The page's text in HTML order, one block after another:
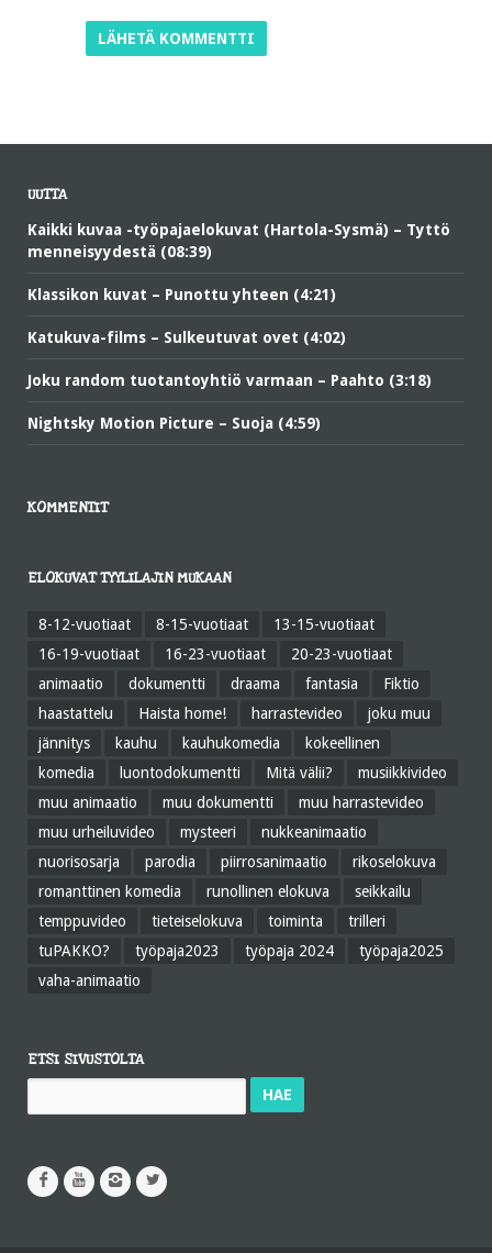
UUTTA
Kaikki kuvaa -työpajaelokuvat (Hartola-Sysmä) – Tyttö
menneisyydestä (08:39)
Klassikon kuvat – Punottu yhteen (4:21)
Katukuva-films – Sulkeutuvat ovet (4:02)
Joku random tuotantoyhtiö varmaan – Paahto (3:18)
Nightsky Motion Picture – Suoja (4:59)
KOMMENTIT
ELOKUVAT TYYLILAJIN MUKAAN
8-12-vuotiaat 8-15-vuotiaat
13-15-vuotiaat
16-19-vuotiaat
16-23-vuotiaat
20-23-vuotiaat
animaatio
dokumentti draama fantasia
Fiktio
haastattelu
Haista home! harrastevideo
joku muu
jännitys
kauhu kauhukomedia
kokeellinen
komedia
luontodokumentti Mitä välii?
musiikkivideo
muu animaatio
muu dokumentti
muu harrastevideo
muu urheiluvideo
mysteeri
nukkeanimaatio
nuorisosarja
parodia piirrosanimaatio
rikoselokuva
romanttinen komedia
runollinen elokuva
seikkailu
temppuvideo
tieteiselokuva toiminta
trilleri
tuPAKKO?
työpaja2023 työpaja 2024
työpaja2025
vaha-animaatio
ETSI SIVUSTOLTA